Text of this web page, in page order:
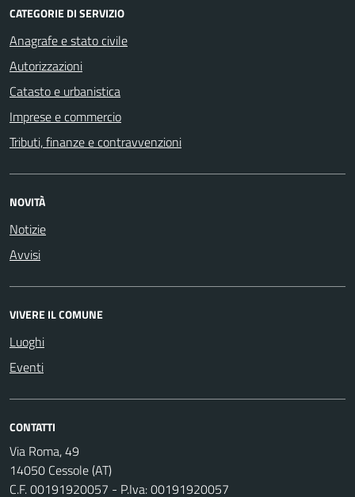
CATEGORIE DI SERVIZIO
Anagrafe e stato civile
Autorizzazioni
Catasto e urbanistica
Imprese e commercio
Tributi, finanze e contravvenzioni
NOVITÀ
Notizie
Avvisi
VIVERE IL COMUNE
Luoghi
Eventi
CONTATTI
Via Roma, 49
14050 Cessole (AT)
C.F. 00191920057 - P.Iva: 00191920057